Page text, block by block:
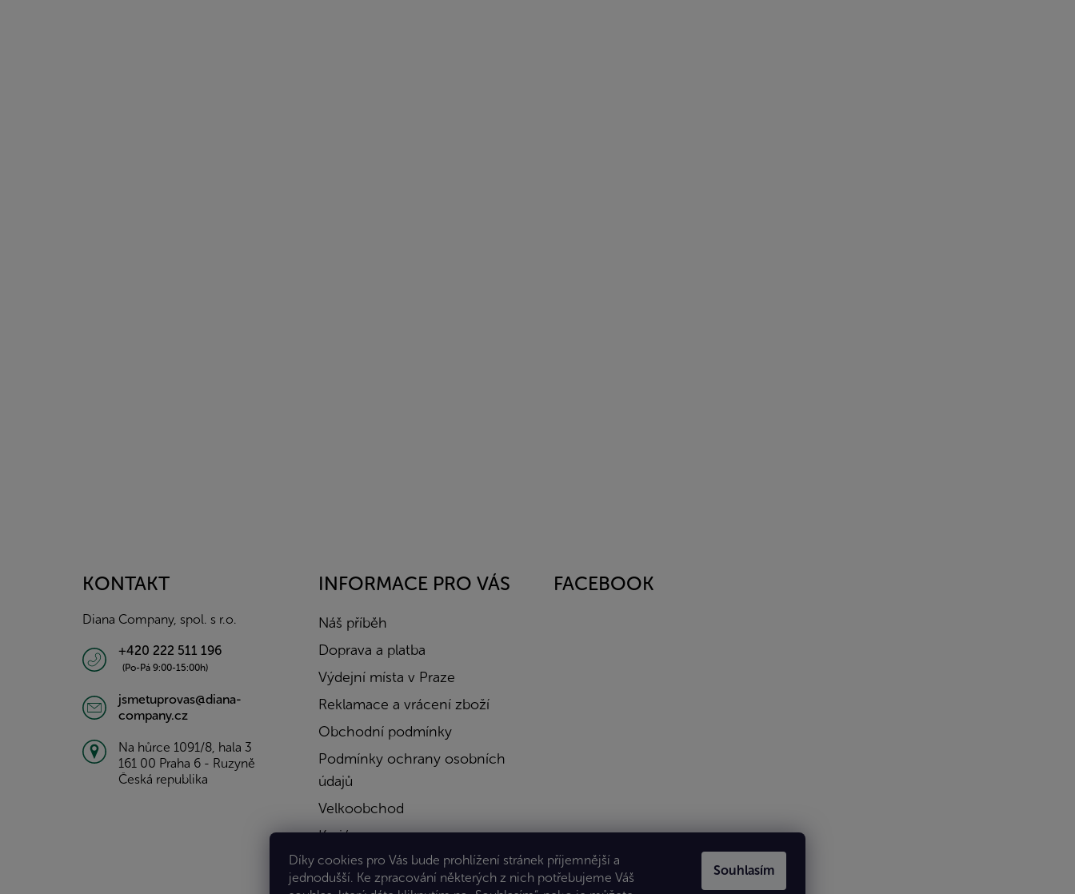
Díky cookies pro Vás bude prohlížení stránek příjemnější a
jednodušší. Ke zpracování některých z nich potřebujeme Váš
Souhlasím
KONTAKT
Diana Company, spol. s r.o.
+420 222 511 196
(Po-Pá 9:00-15:00h)
jsmetuprovas@diana-
company.cz
Na hůrce 1091/8, hala 3
161 00 Praha 6 - Ruzyně
Česká republika
INFORMACE PRO VÁS
Náš příběh
Doprava a platba
Výdejní místa v Praze
Reklamace a vrácení zboží
Obchodní podmínky
Podmínky ochrany osobních
údajů
Velkoobchod
Kariéra
Kontakty
FACEBOOK